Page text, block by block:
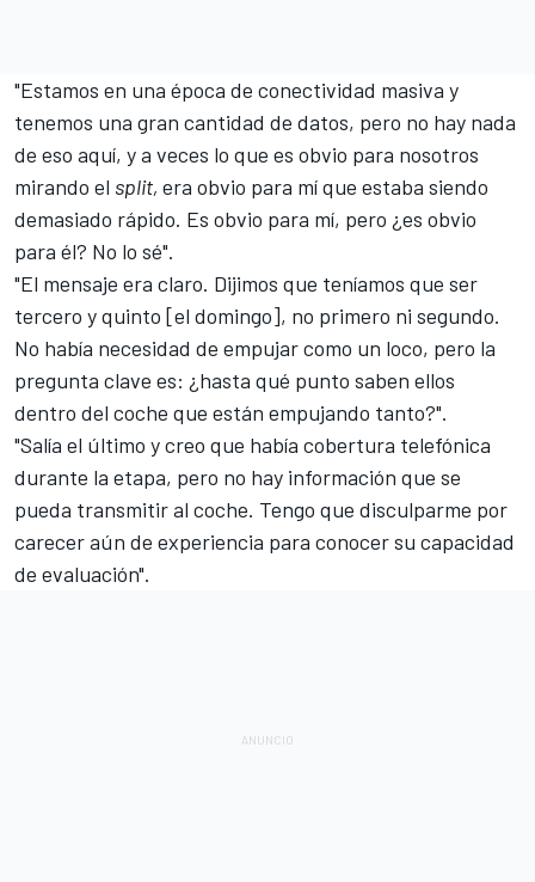
"Estamos en una época de conectividad masiva y
tenemos una gran cantidad de datos, pero no hay nada
de eso aquí, y a veces lo que es obvio para nosotros
mirando el split, era obvio para mí que estaba siendo
demasiado rápido. Es obvio para mí, pero ¿es obvio
para él? No lo sé".
"El mensaje era claro. Dijimos que teníamos que ser
tercero y quinto [el domingo], no primero ni segundo.
No había necesidad de empujar como un loco, pero la
pregunta clave es: ¿hasta qué punto saben ellos
dentro del coche que están empujando tanto?".
"Salía el último y creo que había cobertura telefónica
durante la etapa, pero no hay información que se
pueda transmitir al coche. Tengo que disculparme por
carecer aún de experiencia para conocer su capacidad
de evaluación".